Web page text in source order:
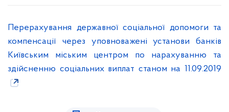
Перерахування державної соціальної допомоги та
компенсації через уповноважені установи банків
Київським міським центром по нарахуванню та
здійсненню соціальних виплат станом на 11.09.2019